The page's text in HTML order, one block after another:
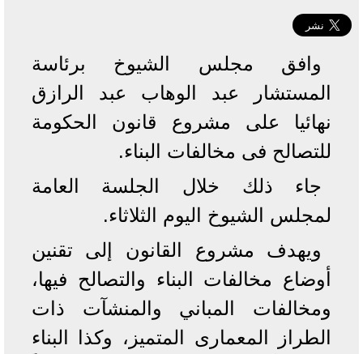
وافق مجلس الشيوخ برئاسة
المستشار عبد الوهاب عبد الرازق
نهائيا على مشروع قانون الحكومة
للتصالح فى مخالفات البناء.
جاء ذلك خلال الجلسة العامة
لمجلس الشيوخ اليوم الثلاثاء.
ويهدف مشروع القانون إلى تقنين
أوضاع مخالفات البناء والتصالح فيها،
ومخالفات المباني والمنشآت ذات
الطراز المعمارى المتميز، وكذا البناء